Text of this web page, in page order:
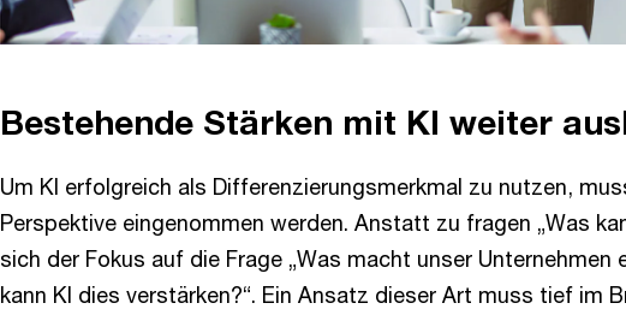
Bestehende Stärken mit KI weiter
Um KI erfolgreich als Differenzierungsmerkmal zu nutzen,
Perspektive eingenommen werden. Anstatt zu fragen „Was
sich der Fokus auf die Frage „Was macht unser Unternehmen
kann KI dies verstärken?“. Ein Ansatz dieser Art muss tief im